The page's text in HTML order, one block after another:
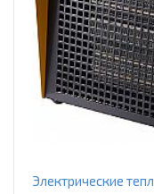
Электрические